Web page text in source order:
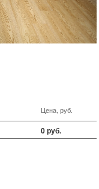
Цена, руб.
0 руб.